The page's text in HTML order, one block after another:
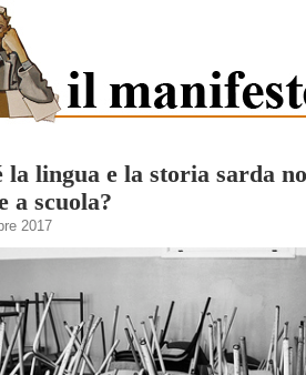
la lingua e la storia sarda
a scuola?
2017